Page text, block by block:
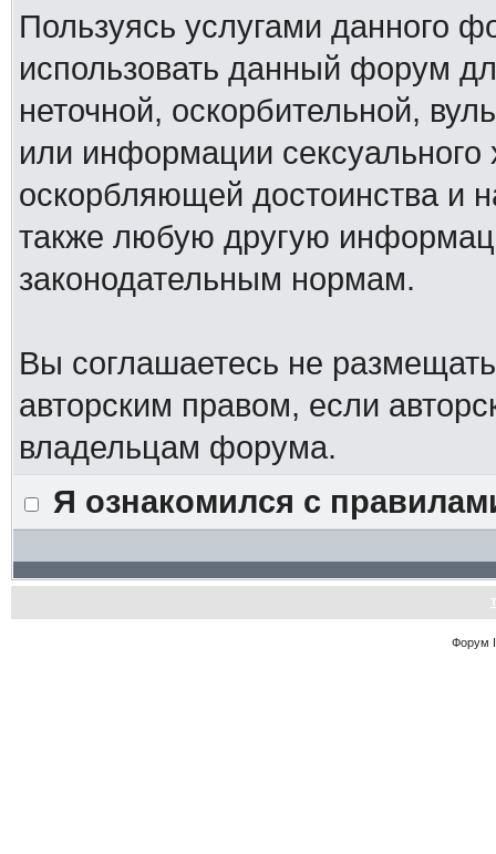
Пользуясь услугами данного
использовать данный форум
неточной, оскорбительной,
или информации
оскорбляющей достоинства и
также любую другую
законодательным нормам.
Вы соглашаетесь не
авторским правом, если
владельцам форума.
Я ознакомился с
Форум